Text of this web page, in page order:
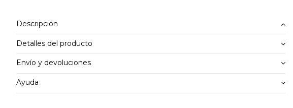
Descripción
Detalles del producto
Envío y devoluciones
Ayuda